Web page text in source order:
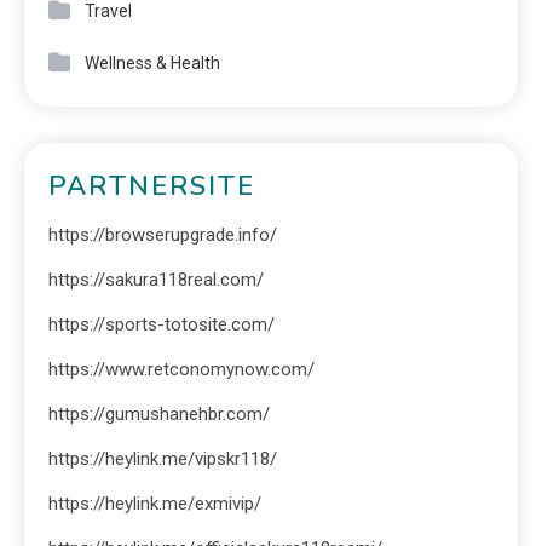
Travel
Wellness & Health
PARTNERSITE
https://browserupgrade.info/
https://sakura118real.com/
https://sports-totosite.com/
https://www.retconomynow.com/
https://gumushanehbr.com/
https://heylink.me/vipskr118/
https://heylink.me/exmivip/